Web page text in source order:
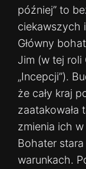
później” to
ciekawszych
Główny
Jim (w tej
„Incepcji”).
że cały kraj
zaatakowała
zmienia ich
Bohater
warunkach.